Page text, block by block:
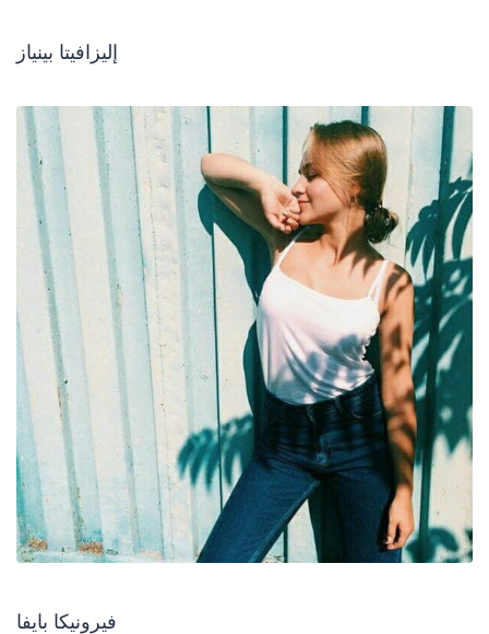
إليزافيتا بينياز
فيرونيكا بايفا